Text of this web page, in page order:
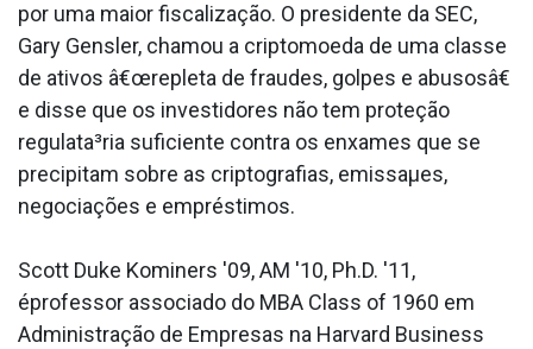
por uma maior fiscalização. O presidente da SEC,
Gary Gensler, chamou a criptomoeda de uma classe
de ativos â€œrepleta de fraudes, golpes e abusosâ€
e disse que os investidores não tem proteção
regulata³ria suficiente contra os enxames que se
precipitam sobre as criptografias, emissaµes,
negociações e empréstimos.
Scott Duke Kominers '09, AM '10, Ph.D. '11,
éprofessor associado do MBA Class of 1960 em
Administração de Empresas na Harvard Business